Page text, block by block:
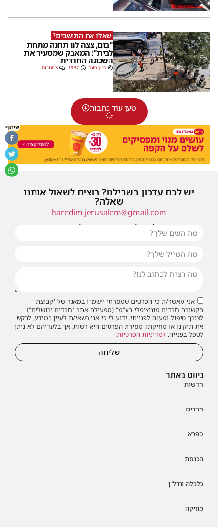
שאלו את התושבים?
"בום, צצה לנו תחנה מתחת
לבית": המאבק שמסעיר את
השכונה החרדית
חנוך פוגל 19:37 3 תגובות
טען עוד כתבות
ניווט באתר
חדשות
חרדים
ספרא
הכנסת
כלכלה ונדל"ן
מוזיקה
יש לכם עדכון בשבילנו? רוצים לשאול אותנו
שאלה?
haredim.jerusalem@gmail.com
או שילחו אלינו פנייה ונחזור אליכם בהקדם
אני מאשר/ת כי הפרטים שמסרתי יישמרו במאגר של "קבוצת
תקשורת חרדים מוניציפלי בע"מ" (מפעילת אתר "חרדים ירושלים")
לצורך טיפול ומענה לפנייתי. ידוע לי כי אני רשאי/ת לעיין במידע, לבקש
את תיקונו או מחיקתו. מסירת הפרטים היא רשות, אך בלעדיהם לא ניתן
לטפל בפנייה. למדיניות הפרטיות.
שליחה
שיתוף